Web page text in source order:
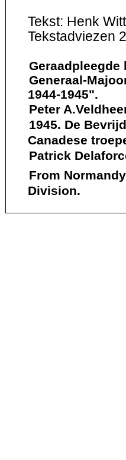
Tekst: Henk
Tekstadviezen
Geraadpleegde
Generaal-
1944-1945".
Peter
1945. De
Canadese
Patrick
From
Division.